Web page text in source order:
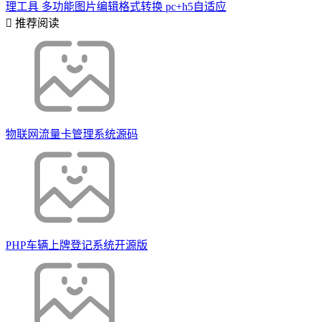
理工具 多功能图片编辑格式转换 pc+h5自适应
推荐阅读
物联网流量卡管理系统源码
PHP车辆上牌登记系统开源版